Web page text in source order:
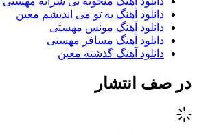
دانلود آهنگ به تو می اندیشم معین
دانلود آهنگ مونس مهستی
دانلود آهنگ مسافر مهستی
دانلود آهنگ گذشته معین
در صف انتشار